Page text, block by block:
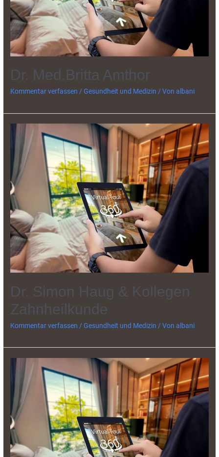
Dr. Med.Britta Amthor
Kommentar verfassen /Gesundheit und Medizin / Vonalbani
Dr. Simon Haug & Kollegen
Zahnheilkunde
Kommentar verfassen /Gesundheit und Medizin / Vonalbani